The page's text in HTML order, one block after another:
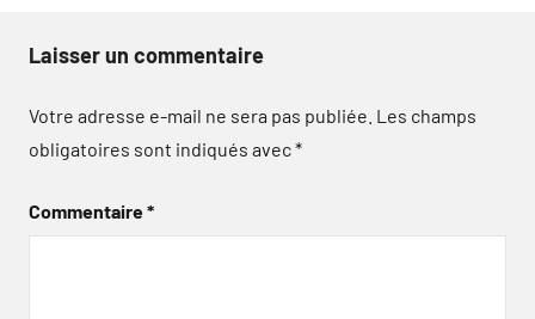
Laisser un commentaire
Votre adresse e-mail ne sera pas publiée. Les champs
obligatoires sont indiqués avec*
Commentaire*